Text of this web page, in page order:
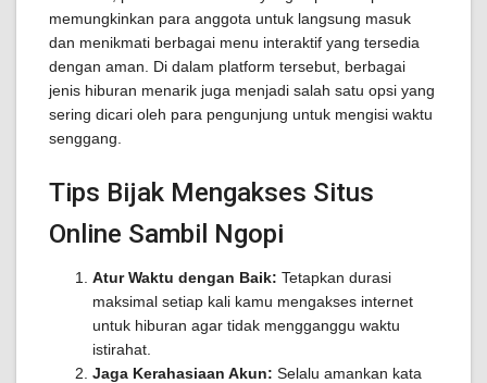
memungkinkan para anggota untuk langsung masuk
dan menikmati berbagai menu interaktif yang tersedia
dengan aman. Di dalam platform tersebut, berbagai
jenis hiburan menarik juga menjadi salah satu opsi yang
sering dicari oleh para pengunjung untuk mengisi waktu
senggang.
Tips Bijak Mengakses Situs
Online Sambil Ngopi
Atur Waktu dengan Baik: Tetapkan durasi
maksimal setiap kali kamu mengakses internet
untuk hiburan agar tidak mengganggu waktu
istirahat.
Jaga Kerahasiaan Akun: Selalu amankan kata